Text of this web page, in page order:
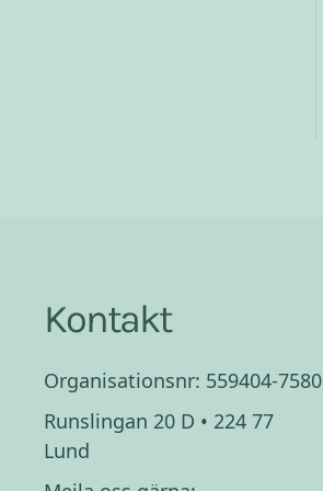
Kontakt
Organisationsnr: 559404-7580
Runslingan 20 D • 224 77
Lund